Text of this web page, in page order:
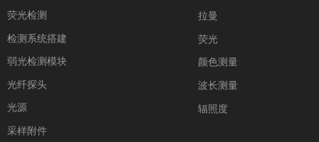
荧光检测
检测系统搭建
弱光检测模块
光纤探头
光源
采样附件
拉曼
荧光
颜色测量
波长测量
辐照度